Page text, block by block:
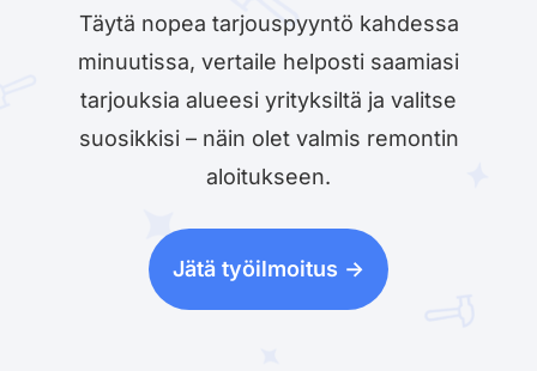
Täytä nopea tarjouspyyntö kahdessa
minuutissa, vertaile helposti saamiasi
tarjouksia alueesi yrityksiltä ja valitse
suosikkisi – näin olet valmis remontin
aloitukseen.
Jätä työilmoitus ->